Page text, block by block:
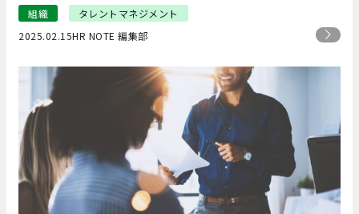
組織
タレントマネジメント
2025.02.15HR NOTE 編集部